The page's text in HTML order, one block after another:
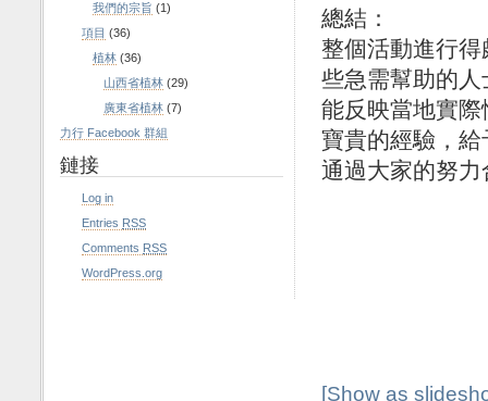
總結：
整個活動進行
些急需幫助的
能反映當地實
寶貴的經驗，
通過大家的努
[Show as
我們的宗旨 (1)
項目 (36)
植林 (36)
山西省植林 (29)
廣東省植林 (7)
力行 Facebook 群組
鏈接
Log in
Entries RSS
Comments RSS
WordPress.org